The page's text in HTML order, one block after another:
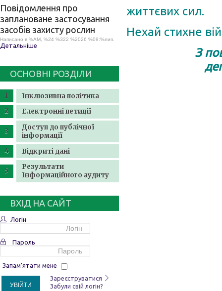
Повідомлення про
заплановане застосування
засобів захисту рослин
Написано в %AM, %24 %322 %2026 %09:%лип.
Детальніше
ОСНОВНІ РОЗДІЛИ
Інклюзивна політика
Електронні петиції
Доступ до публічної
інформації
Відкриті дані
Результати
Інформаційного аудиту
ВХІД НА САЙТ
Логін
Пароль
Запам'ятати мене
УВІЙТИ
Зареєструватися
Забули свій логін?
життєвих сил.
Нехай стихне
З